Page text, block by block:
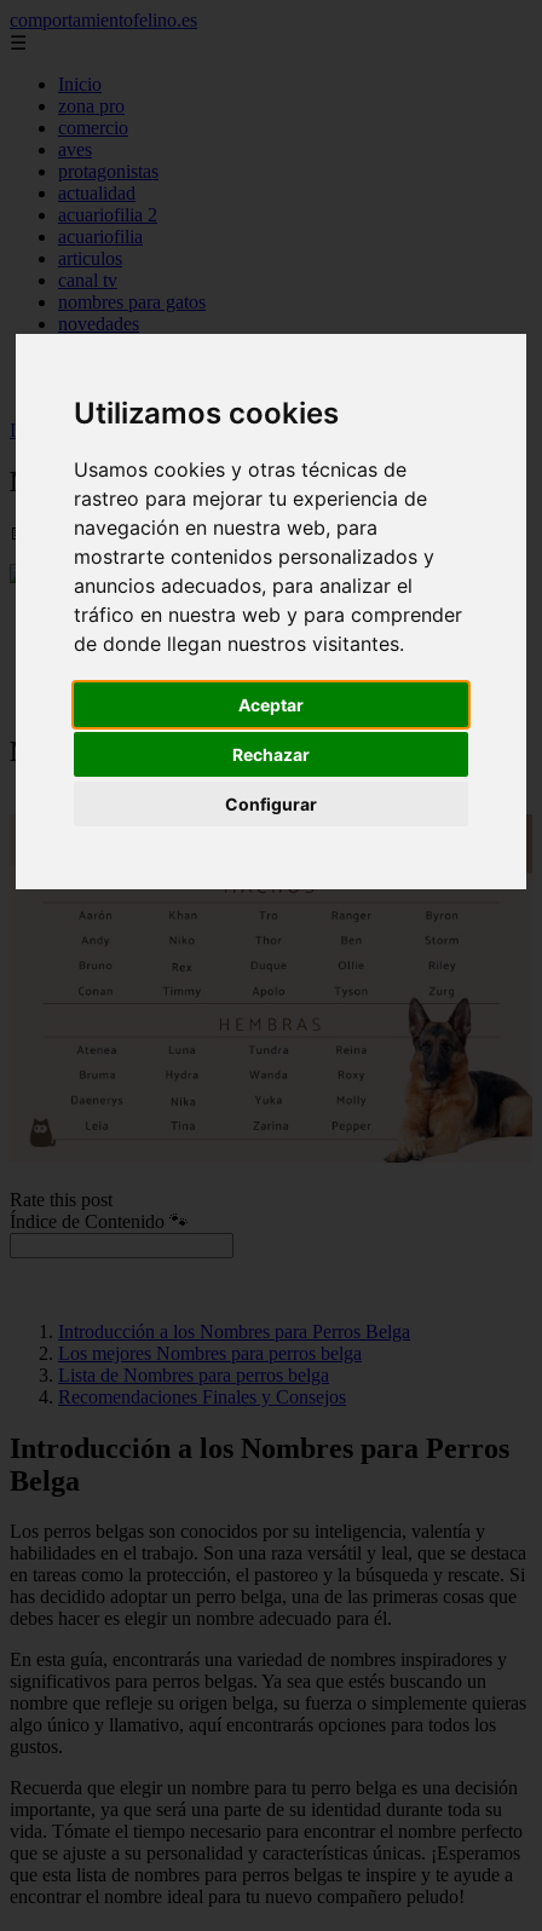
Utilizamos cookies
Usamos cookies y otras técnicas de
rastreo para mejorar tu experiencia de
navegación en nuestra web, para
mostrarte contenidos personalizados y
anuncios adecuados, para analizar el
tráfico en nuestra web y para comprender
de donde llegan nuestros visitantes.
Aceptar
Rechazar
Configurar
comportamientofelino.es
☰
Inicio
zona pro
comercio
aves
protagonistas
actualidad
acuariofilia 2
acuariofilia
articulos
canal tv
nombres para gatos
novedades
Inicio
gatos2 >Nombres para Perros Belga
Nombres para Perros Belga
📅 12/06/2025
Nombres para Perros
Nombres para Perros Belga
Nombres para Perros Belga
Rate this post
Índice de Contenido 🐾
Introducción a los Nombres para Perros Belga
Los mejores Nombres para perros belga
Lista de Nombres para perros belga
Recomendaciones Finales y Consejos
Introducción a los Nombres para Perros
Belga
Los perros belgas son conocidos por su inteligencia, valentía y
habilidades en el trabajo. Son una raza versátil y leal, que se destaca
en tareas como la protección, el pastoreo y la búsqueda y rescate. Si
has decidido adoptar un perro belga, una de las primeras cosas que
debes hacer es elegir un nombre adecuado para él.
En esta guía, encontrarás una variedad de nombres inspiradores y
significativos para perros belgas. Ya sea que estés buscando un
nombre que refleje su origen belga, su fuerza o simplemente quieras
algo único y llamativo, aquí encontrarás opciones para todos los
gustos.
Recuerda que elegir un nombre para tu perro belga es una decisión
importante, ya que será una parte de su identidad durante toda su
vida. Tómate el tiempo necesario para encontrar el nombre perfecto
que se ajuste a su personalidad y características únicas. ¡Esperamos
que esta lista de nombres para perros belgas te inspire y te ayude a
encontrar el nombre ideal para tu nuevo compañero peludo!